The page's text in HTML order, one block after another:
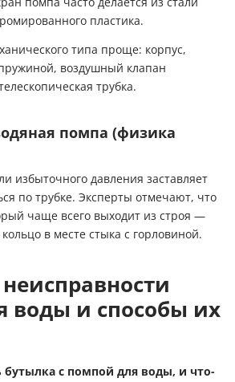
пластика.
типа проще: корпус,
воздушный клапан
трубка.
помпа (физика
избыточного давления заставляет
по трубке. Эксперты отмечают, что
чаще всего выходит из строя —
в месте стыка с горловиной.
воды и способы их
бутылка с помпой для воды, и что-